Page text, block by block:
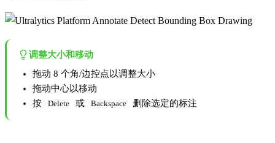
调整大小和移动
拖动 8 个角/边控点以调整大小
拖动中心以移动
按
Delete 或 Backspace 删除选定的标注